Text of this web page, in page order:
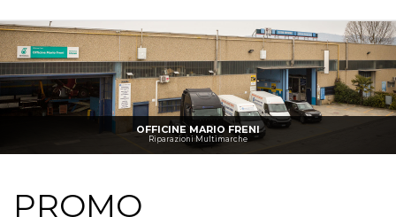
OFFICINE MARIO FRENI
Riparazioni Multimarche
PROMO